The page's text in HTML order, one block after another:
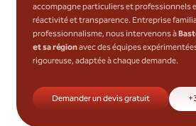
accompagne particuliers et professionnels
réactivité et transparence. Entreprise
professionnalisme, nous intervenons à
et sa régionavec des équipes
rigoureuse, adaptée à chaque demande.
Demander un devis gratuit